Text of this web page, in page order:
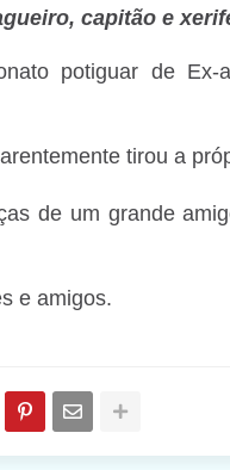
capitão e
potiguar de
tirou a
de um grande
e amigos.